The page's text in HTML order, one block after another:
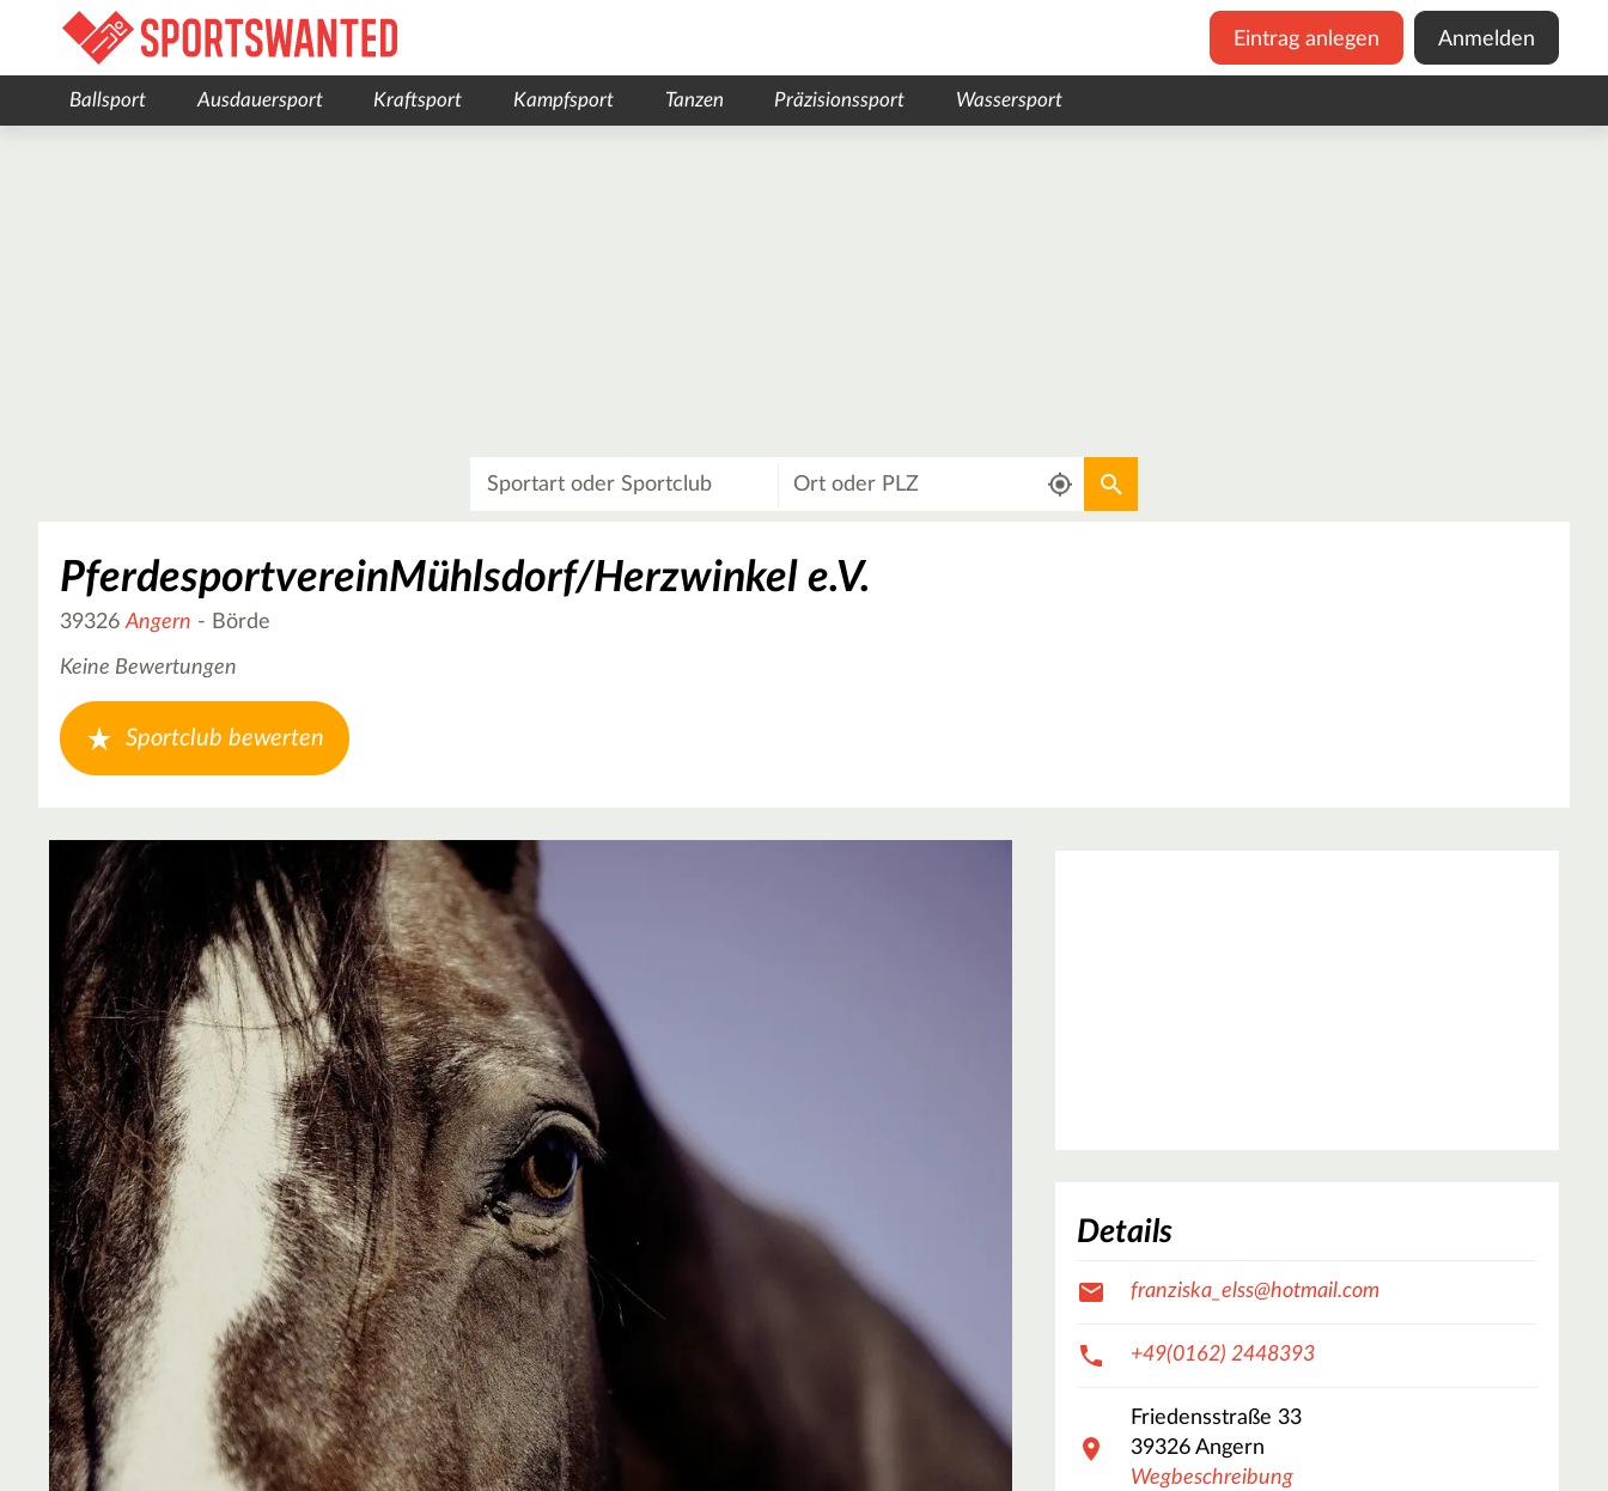
Eintrag anlegen Anmelden
Ballsport Ausdauersport Kraftsport Kampfsport Tanzen Präzisionssport Wassersport
Aktuellen Standort verwenden
PferdesportvereinMühlsdorf/Herzwinkel e.V.
39326Angern - Börde
Keine Bewertungen
Sportclub bewerten
Details
franziska_elss@hotmail.com
+49(0162) 2448393
Friedensstraße 33
39326 Angern
Wegbeschreibung